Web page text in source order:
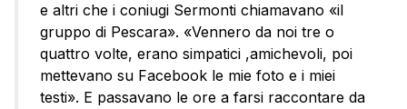
e altri che i coniugi Sermonti chiamavano «il
gruppo di Pescara». «Vennero da noi tre o
quattro volte, erano simpatici ,amichevoli, poi
mettevano su Facebook le mie foto e i miei
testi». E passavano le ore a farsi raccontare da